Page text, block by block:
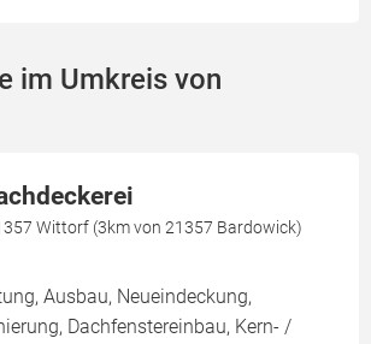
im Umkreis von
Wittorf (3km von 21357 Bardowick)
Ausbau, Neueindeckung,
Dachfenstereinbau, Kern- /